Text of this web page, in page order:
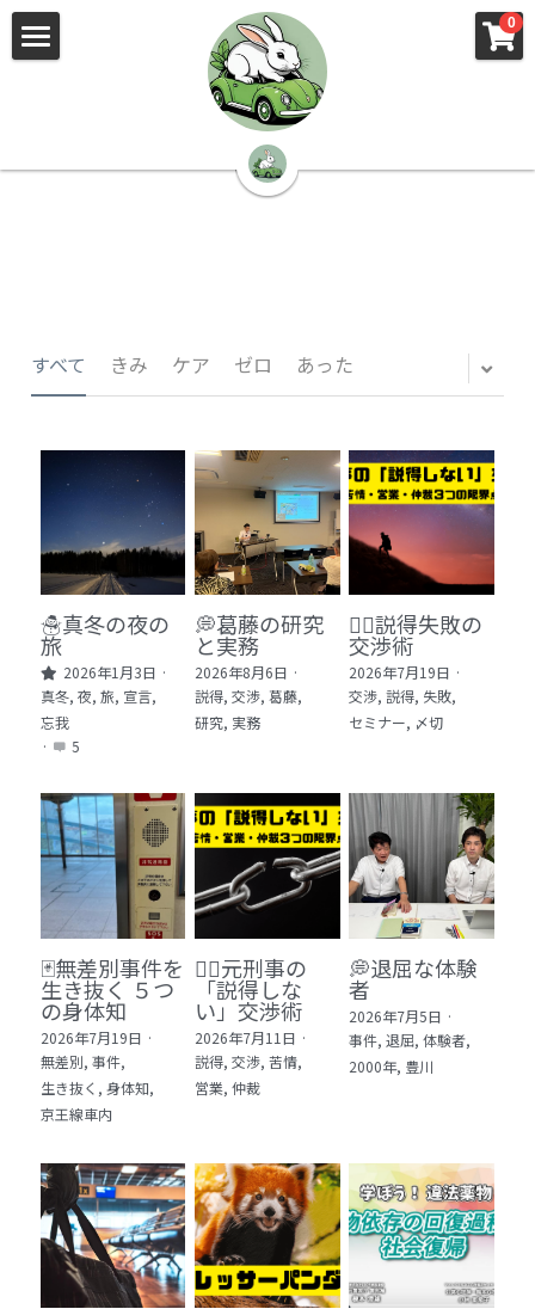
0
🌳株式会社 kibi🦉（トップ）
📰kibi log（ブログ）
🏢会社概要・プライバシーポリシー・プロフィ
📸Who am I?（プロフィール）
🏙️社員が防ぐ不正と犯罪
🙌自傷・他害・パニックは防げますか？
🏫社会福祉法人ぐらんま
🛒Learn More!（商品）
❓FAQ
📮ASK（無料読者登録 or 無料お問い合わせ）
📚 100冊の「本は飲み物」index
1 クレーム・犯罪・説得交渉 23冊
2 発達障害・精神疾患・ケア 29冊
3 身体知・非言語・情動 13冊
4 創作・芸術・神秘 30冊
5 教育・マネジメント・学修 20冊
6 セールス・マーケティング・ビジネスモデ
ル 21冊
7 ライフスタイル・防災・科学技術 12冊
8 アジア・歴史・未来予測 11冊
ログイン/ 登録
検索
日本語
日本語
すべて きみ ケア ゼロ あった
☃️真冬の夜の
旅
2026年1月3日 ·
真冬, 夜, 旅, 宣言,
忘我
·
5
💭葛藤の研究
と実務
2026年8月6日 ·
説得, 交渉, 葛藤,
研究, 実務
🕵️‍♂️説得失敗の
交渉術
2026年7月19日 ·
交渉, 説得, 失敗,
セミナー, 〆切
🃏無差別事件を
生き抜く ５つ
の身体知
2026年7月19日 ·
無差別, 事件,
生き抜く, 身体知,
京王線車内
🙅‍♂️元刑事の
「説得しな
い」交渉術
2026年7月11日 ·
説得, 交渉, 苦情,
営業, 仲裁
💭退屈な体験
者
2026年7月5日 ·
事件, 退屈, 体験者,
2000年, 豊川
×
ストアカテゴリー
すべてのカテゴリー
×
ブログカテゴリー